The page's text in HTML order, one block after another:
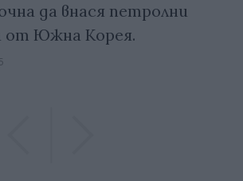
да внася петролни
от Южна Корея.